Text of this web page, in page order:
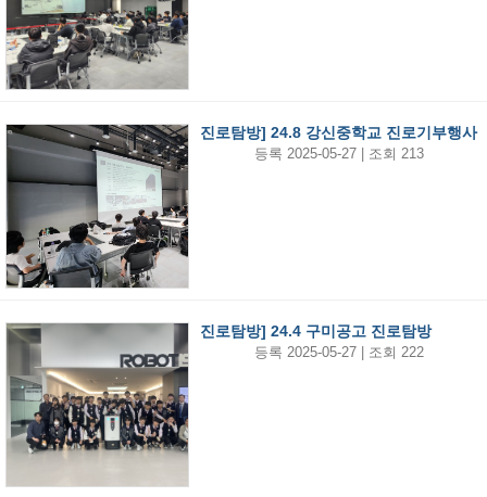
진로탐방] 24.8 강신중학교 진로기부행사
등록 2025-05-27 | 조회 213
진로탐방] 24.4 구미공고 진로탐방
등록 2025-05-27 | 조회 222